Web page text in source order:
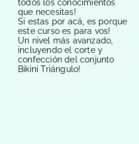
todos los conocimientos
que necesitas!
Si estas por acá, es porque
este curso es para vos!
Un nivel más avanzado,
incluyendo el corte y
confección del conjunto
Bikini Triángulo!